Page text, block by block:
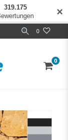
0
0
✕